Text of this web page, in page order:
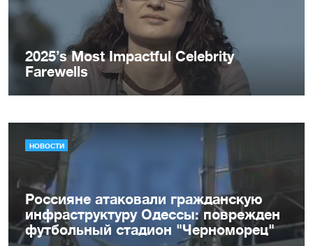
НОВОСТИ
Россияне атаковали гражданскую
инфраструктуру Одессы: поврежден
футбольный стадион "Черноморец"